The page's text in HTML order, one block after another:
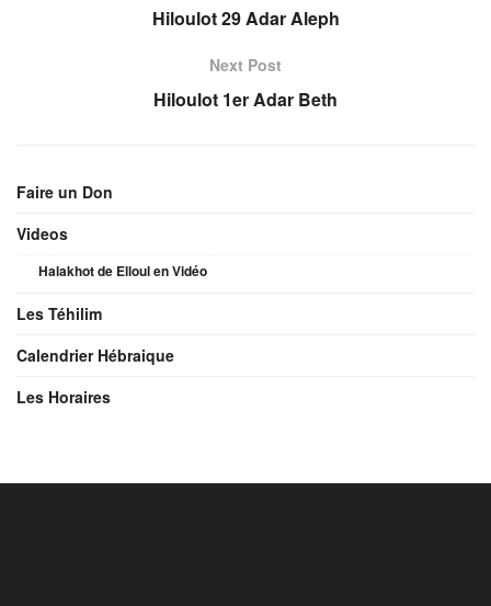
Hiloulot 29 Adar Aleph
Next Post
Hiloulot 1er Adar Beth
Faire un Don
Videos
Halakhot de Elloul en Vidéo
Les Téhilim
Calendrier Hébraique
Les Horaires